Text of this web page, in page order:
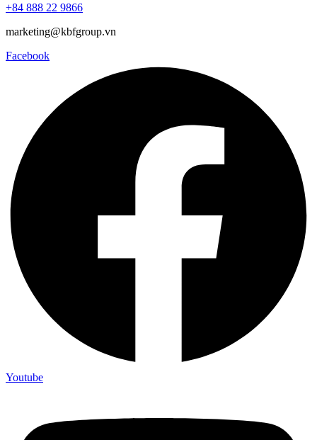
+84 888 22 9866
marketing@kbfgroup.vn
Facebook
Youtube